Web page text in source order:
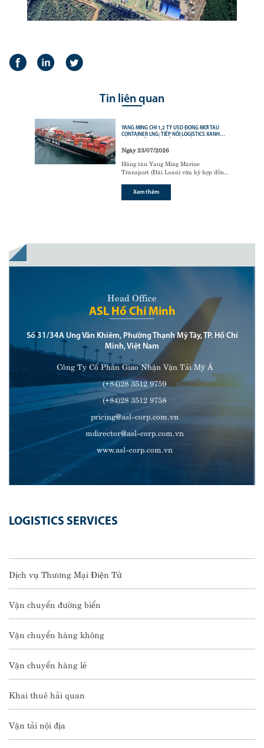
Tin liên quan
YANG MING CHI 1,2 TỶ USD ĐÓNG MỚI TÀU
CONTAINER LNG: TIẾP NỐI LOGISTICS XANH
Ngày 23/07/2026
Hãng tàu Yang Ming Marine
Transport (Đài Loan) vừa ký hợp đồng
(Hàn Quốc) để đóng mới
container sử dụng động cơ nhiên liệu
Xem thêm
Head Office
ASL Hồ Chí Minh
Số 31/34A Ung Văn Khiêm, Phường Thạnh Mỹ Tây, TP. Hồ Chí
Minh, Việt Nam
Công Ty Cổ Phần Giao Nhận Vận Tải Mỹ Á
(+84)28 3512 9759
(+84)28 3512 9758
pricing@asl-corp.com.vn
mdirector@asl-corp.com.vn
www.asl-corp.com.vn
LOGISTICS SERVICES
Dịch vụ Thương Mại Điện Tử
Vận chuyển đường biển
Vận chuyển hàng không
Vận chuyển hàng lẻ
Khai thuê hải quan
Vận tải nội địa